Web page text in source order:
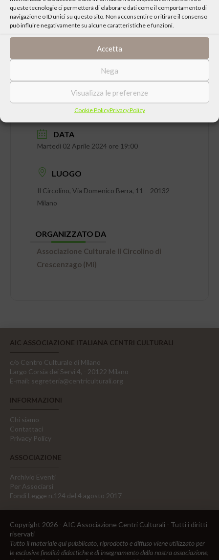
queste tecnologie ci permetterà di elaborare dati come il comportamento di
navigazione o ID unici su questo sito. Non acconsentire o ritirare il consenso
può influire negativamente su alcune caratteristiche e funzioni.
Accetta
Nega
Visualizza le preferenze
Cookie PolicyPrivacy Policy
CONDIVIDI QUESTO EVENTO
DATA
Martedì 02 Aprile 2024 ore 19:00
LUOGO
Il Circolino, Via Domenico Berra, 11 – 20132
Milano
ORGANIZZATO DA
Associazione Culturale Il Circolino di
Crescenzago (Mi)
AIC ASSOCIAZIONE ITALIANA CENTRI CULTURALI
c/o Centro Culturale di Milano
Largo Corsia dei Servi 4, - 20122 Milano
E-mail: segreteria@centriculturali.org
INFORMAZIONI
Chi siamo
Contattaci
Privacy Policy
ASSOCIAZIONE
Archivio Eventi
Per Associarsi
Fondi Legge n.124 del 4 agosto 2017
Copyright 2026 - AIC Associazione Centri Culturali - Tutti i diritti
riservati
Tutto il materiale qui pubblicato, riprodotto e diffuso viene utilizzato per
le esclusive finalità didattiche e di insegnamento della nostra associazione,